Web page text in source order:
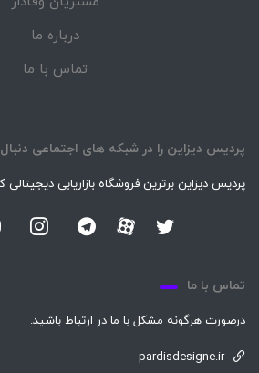
درباره ما
تماس با ما
پردیس دیزاین را در شبکه های اجتماعی
پردیس دیزاین برترین فروشگاه بازاریابی دیجیتالی
تماس با ما
درصورت هرگونه مشکل با ما در ارتباط باشید.
pardisdesigne.ir